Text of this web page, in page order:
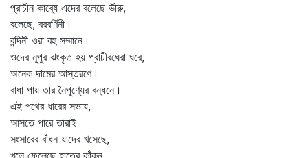
প্রাচীন কাব্যে এদের বলেছে ভীরু,
বলেছে, বরবর্ণিনী।
বন্দিনী ওরা বহু সম্মানে।
ওদের নূপুর ঝংকৃত হয় প্রাচীরঘেরা ঘরে,
অনেক দামের আস্তরণে।
বাধা পায় তার নৈপুণ্যের বন্ধনে।
এই পথের ধারের সভায়,
আসতে পারে তারাই
সংসারের বাঁধন যাদের খসেছে,
খুলে ফেলেছে হাতের কাঁকন